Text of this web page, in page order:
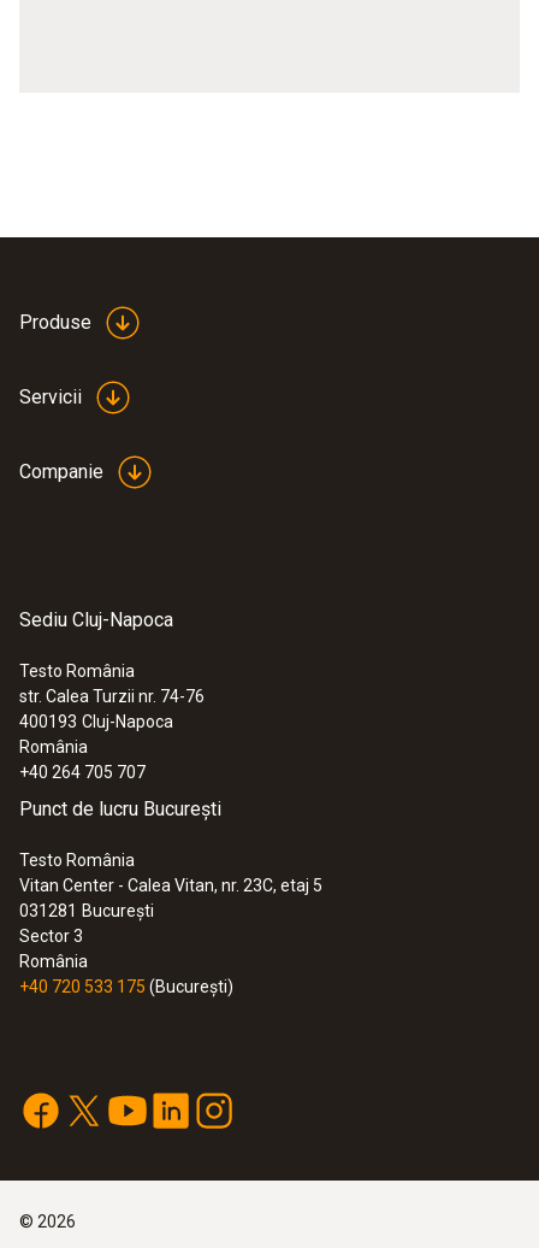
Produse
Servicii
Companie
Sediu Cluj-Napoca
Testo România
str. Calea Turzii nr. 74-76
400193 Cluj-Napoca
România
+40 264 705 707
Punct de lucru București
Testo România
Vitan Center - Calea Vitan, nr. 23C, etaj 5
031281 București
Sector 3
România
+40 720 533 175 (București)
© 2026